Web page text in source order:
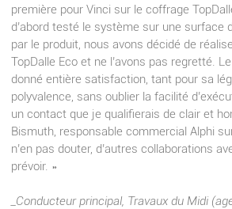
première pour Vinci sur le coffrage
d’abord testé le système sur une surface
par le produit, nous avons décidé de
TopDalle Eco et ne l’avons pas regretté.
donné entière satisfaction, tant pour sa
polyvalence, sans oublier la facilité
un contact que je qualifierais de clair et
Bismuth, responsable commercial Alphi
n’en pas douter, d’autres collaborations
prévoir. »
_Conducteur principal, Travaux du Midi